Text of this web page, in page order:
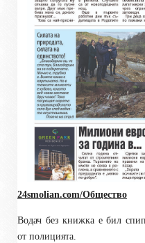
24smolian.com/Общество
Водач без книжка е бил
от полицията.